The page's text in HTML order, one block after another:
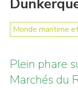
Monde maritime
Plein phare
Marchés du